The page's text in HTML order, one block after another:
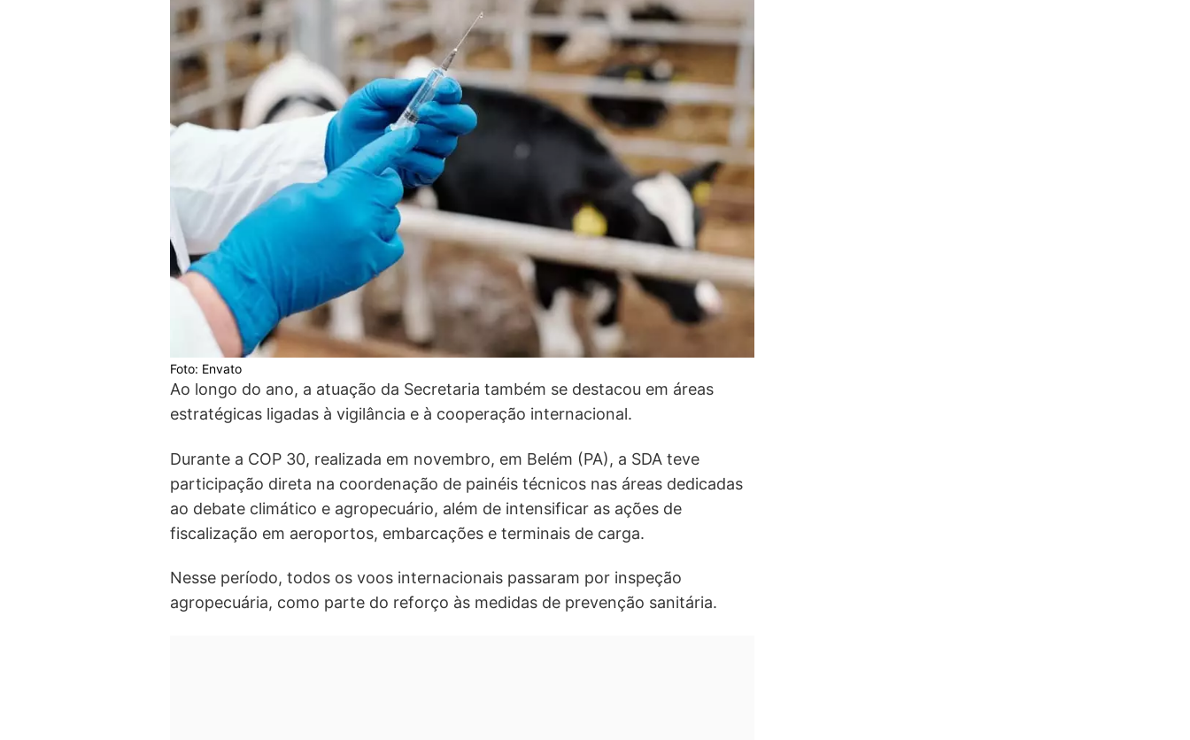
Foto: Envato
Ao longo do ano, a atuação da Secretaria também se destacou em áreas
estratégicas ligadas à vigilância e à cooperação internacional.
Durante a COP 30, realizada em novembro, em Belém (PA), a SDA teve
participação direta na coordenação de painéis técnicos nas áreas dedicadas
ao debate climático e agropecuário, além de intensificar as ações de
fiscalização em aeroportos, embarcações e terminais de carga.
Nesse período, todos os voos internacionais passaram por inspeção
agropecuária, como parte do reforço às medidas de prevenção sanitária.